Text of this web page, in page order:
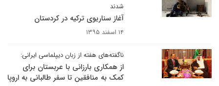
شدند
آغاز سناریوی ترکیه در کردستان
۱۴ اسفند ۱۳۹۵
ناگفته‌های هفته از زبان دیپلماسی ایرانی:
از همکاری بارزانی با عربستان برای
کمک به منافقین تا سفر طالبانی به اروپا